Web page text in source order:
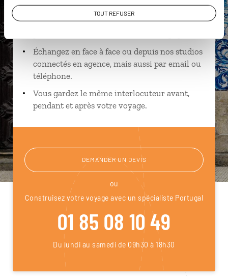
TOUT REFUSER
Ils sauront organiser votre itinéraire au plus
Échangez en face à face ou depuis nos studios
connectés en agence, mais aussi par email ou
téléphone.
Vous gardez le même interlocuteur avant,
pendant et après votre voyage.
DEMANDER UN DEVIS
ou
Construisez votre voyage avec un spécialiste Portugal
01 85 08 10 49
Du lundi au samedi de 09h30 à 18h30